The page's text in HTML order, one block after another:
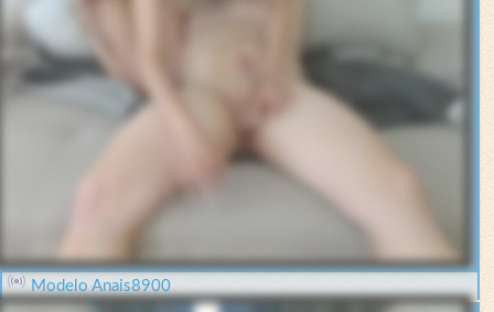
Modelo Anais8900